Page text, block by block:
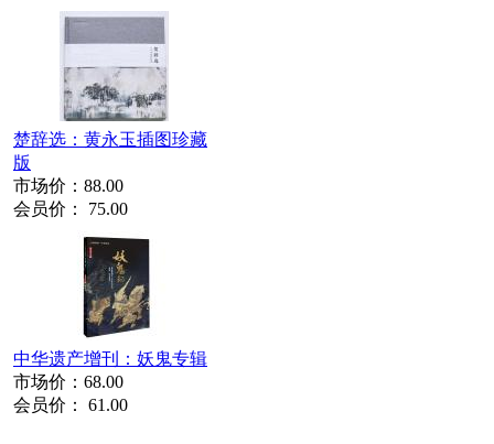
楚辞选：黄永玉插图珍藏
版
市场价： 88.00
会员价： 75.00
中华遗产增刊：妖鬼专辑
市场价： 68.00
会员价： 61.00